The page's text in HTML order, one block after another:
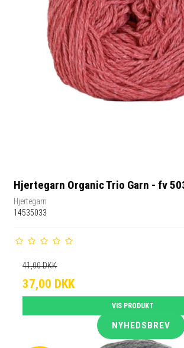
Hjertegarn Organic Trio Garn - fv
Hjertegarn
14535033
41,00 DKK
37,00 DKK
VIS PRODUKT
NYHEDSBREV